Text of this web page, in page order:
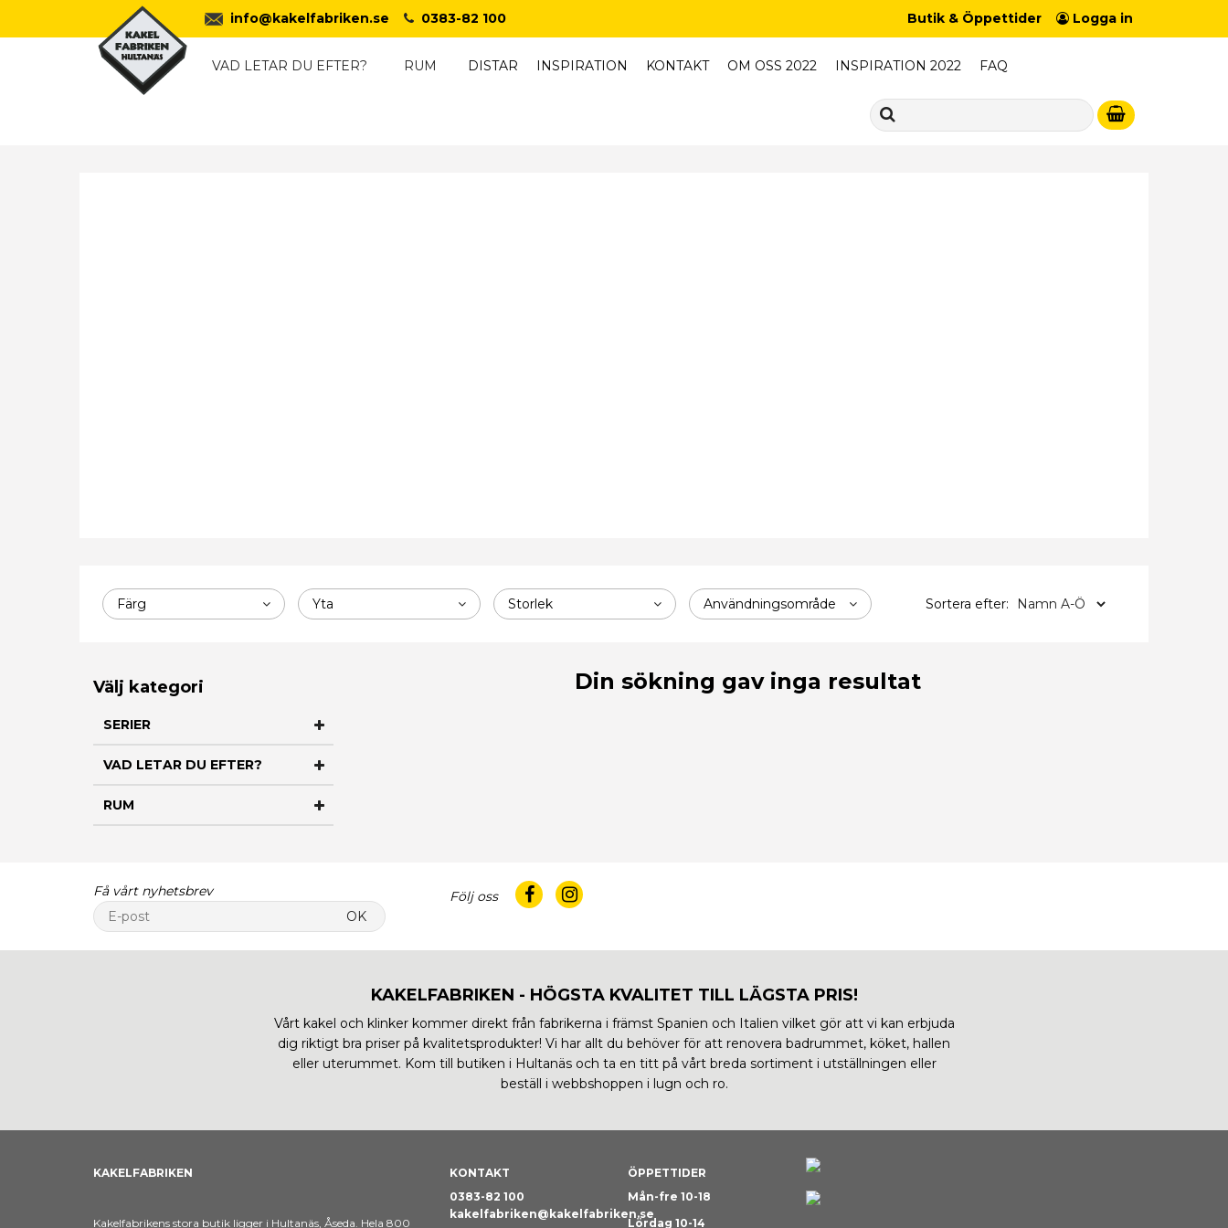
info@kakelfabriken.se 0383-82 100 Butik & Öppettider Logga in
VAD LETAR DU EFTER? RUM DISTAR INSPIRATION KONTAKT OM OSS 2022 INSPIRATION 2022 FAQ
Färg Yta Storlek Användningsområde Sortera efter:
Välj kategori
SERIER
VAD LETAR DU EFTER?
RUM
Din sökning gav inga resultat
Få vårt nyhetsbrev
OK
Följ oss
KAKELFABRIKEN - HÖGSTA KVALITET TILL LÄGSTA PRIS!
Vårt kakel och klinker kommer direkt från fabrikerna i främst Spanien och Italien vilket gör att vi kan erbjuda
dig riktigt bra priser på kvalitetsprodukter! Vi har allt du behöver för att renovera badrummet, köket, hallen
eller uterummet. Kom till butiken i Hultanäs och ta en titt på vårt breda sortiment i utställningen eller
beställ i webbshoppen i lugn och ro.
KAKELFABRIKEN
Kakelfabrikens stora butik ligger i Hultanäs, Åseda. Hela 800
KONTAKT
0383-82 100
kakelfabriken@kakelfabriken.se
ÖPPETTIDER
Mån-fre 10-18
Lördag 10-14